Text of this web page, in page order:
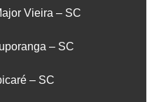
Vieira – SC
– SC
– SC